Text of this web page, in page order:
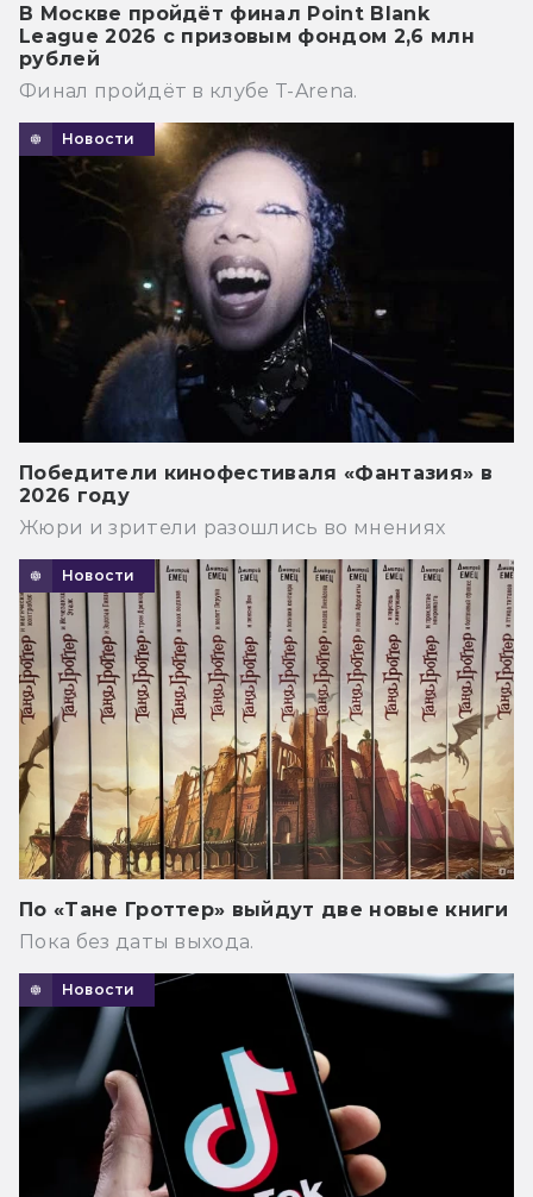
В Москве пройдёт финал Point Blank
League 2026 с призовым фондом 2,6 млн
рублей
Финал пройдёт в клубе T-Arena.
Новости
Победители кинофестиваля «Фантазия» в
2026 году
Жюри и зрители разошлись во мнениях
Новости
По «Тане Гроттер» выйдут две новые книги
Пока без даты выхода.
Новости